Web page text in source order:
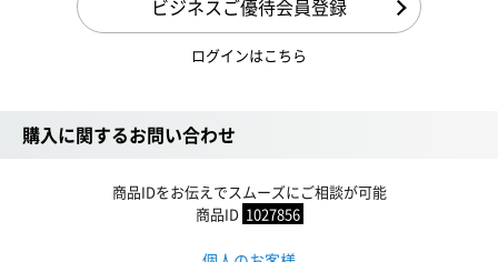
ビジネスご優待会員登録
ログインはこちら
購入に関するお問い合わせ
商品IDをお伝えでスムーズにご相談が可能
商品ID 1027856